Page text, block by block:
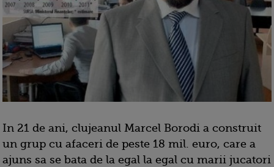
In 21 de ani, clujeanul Marcel Borodi a construit
un grup cu afaceri de peste 18 mil. euro, care a
ajuns sa se bata de la egal la egal cu marii jucatori